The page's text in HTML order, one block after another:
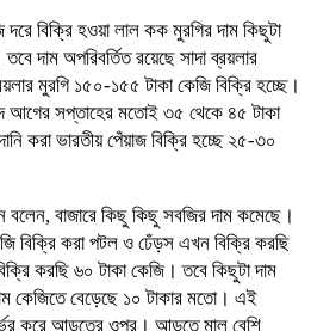
বিক্রি হওয়া লাল কক মুরগির দাম কিছুটা
দাম অপরিবর্তিত রয়েছে সাদা ব্রয়লার
মুরগি ১৫০-১৫৫ টাকা কেজি বিক্রি হচ্ছে।
আগের সপ্তাহের মতোই ৩৫ থেকে ৪৫ টাকা
করা ভারতীয় পেঁয়াজ বিক্রি হচ্ছে ২৫-৩০
বলেন, বাজারে কিছু কিছু সবজির দাম কমেছে।
বিক্রি করা পটল ও ঢেঁড়স এখন বিক্রি করছি
করছি ৬০ টাকা কেজি। তবে কিছুটা দাম
কেজিতে বেড়েছে ১০ টাকার মতো। এই
করে আড়তের ওপর। আড়তে মাল বেশি